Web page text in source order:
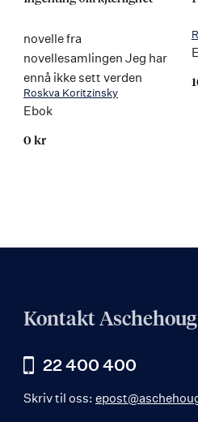
novelle fra
novellesamlingen Jeg har
ennå ikke sett verden
Roskva Koritzinsky
Ebok
0 kr
Kontakt Aschehoug
22 400 400
Skriv til oss: